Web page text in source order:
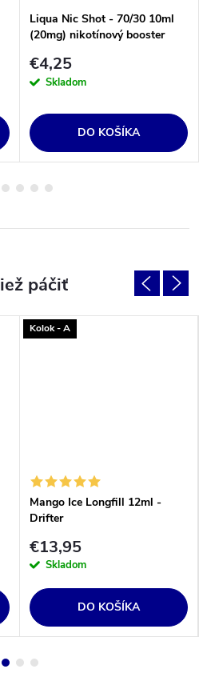
Liqua Nic Shot - 70/30 10ml
(20mg) nikotínový booster
€4,25
Skladom
DO KOŠÍKA
Kolok - A
Mango Ice Longfill 12ml -
Drifter
€13,95
Skladom
DO KOŠÍKA